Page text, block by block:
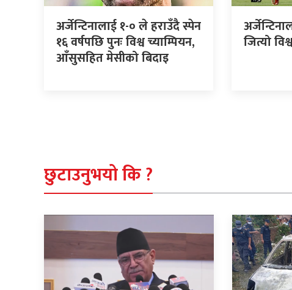
अर्जेन्टिनालाई १-० ले हराउँदै स्पेन
१६ वर्षपछि पुनः विश्व च्याम्पियन,
आँसुसहित मेसीको बिदाइ
जित्यो
छुटाउनुभयो कि ?